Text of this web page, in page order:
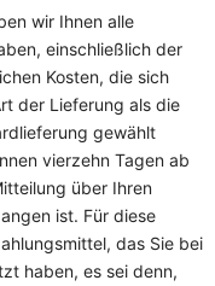
wir Ihnen alle
einschließlich der
Kosten, die sich
der Lieferung als die
gewählt
vierzehn Tagen ab
über Ihren
ist. Für diese
das Sie bei
haben, es sei denn,